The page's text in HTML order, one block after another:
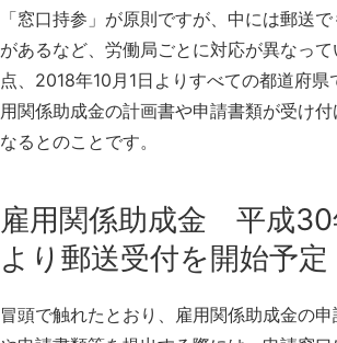
「窓口持参」が原則ですが、中には郵送
があるなど、労働局ごとに対応が異なっ
点、 2018年10月1日よりすべての都道府県
用関係助成金の計画書や申請書類が受け
なる とのことです。
雇用関係助成金 平成30
より郵送受付を開始予定
冒頭で触れたとおり、雇用関係助成金の